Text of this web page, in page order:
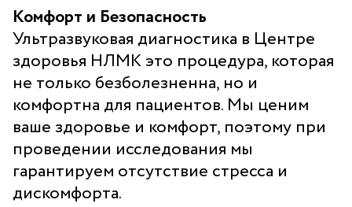
08:00–15:45
перерыв 12:00–12:30
Администратор
+7 (4742) 72-73-31
Версия для слабовидящих
Комфорт и Безопасность
Ультразвуковая диагностика в Центре
здоровья НЛМК это процедура, которая
не только безболезненна, но и
комфортна для пациентов. Мы ценим
ваше здоровье и комфорт, поэтому при
проведении исследования мы
гарантируем отсутствие стресса и
дискомфорта.